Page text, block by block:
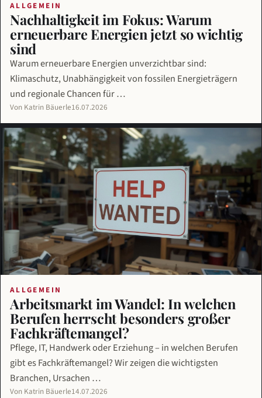
ALLGEMEIN
Nachhaltigkeit im Fokus: Warum
erneuerbare Energien jetzt so wichtig
sind
Warum erneuerbare Energien unverzichtbar sind:
Klimaschutz, Unabhängigkeit von fossilen Energieträgern
und regionale Chancen für …
Von Katrin Bäuerle16.07.2026
ALLGEMEIN
Arbeitsmarkt im Wandel: In welchen
Berufen herrscht besonders großer
Fachkräftemangel?
Pflege, IT, Handwerk oder Erziehung – in welchen Berufen
gibt es Fachkräftemangel? Wir zeigen die wichtigsten
Branchen, Ursachen …
Von Katrin Bäuerle14.07.2026